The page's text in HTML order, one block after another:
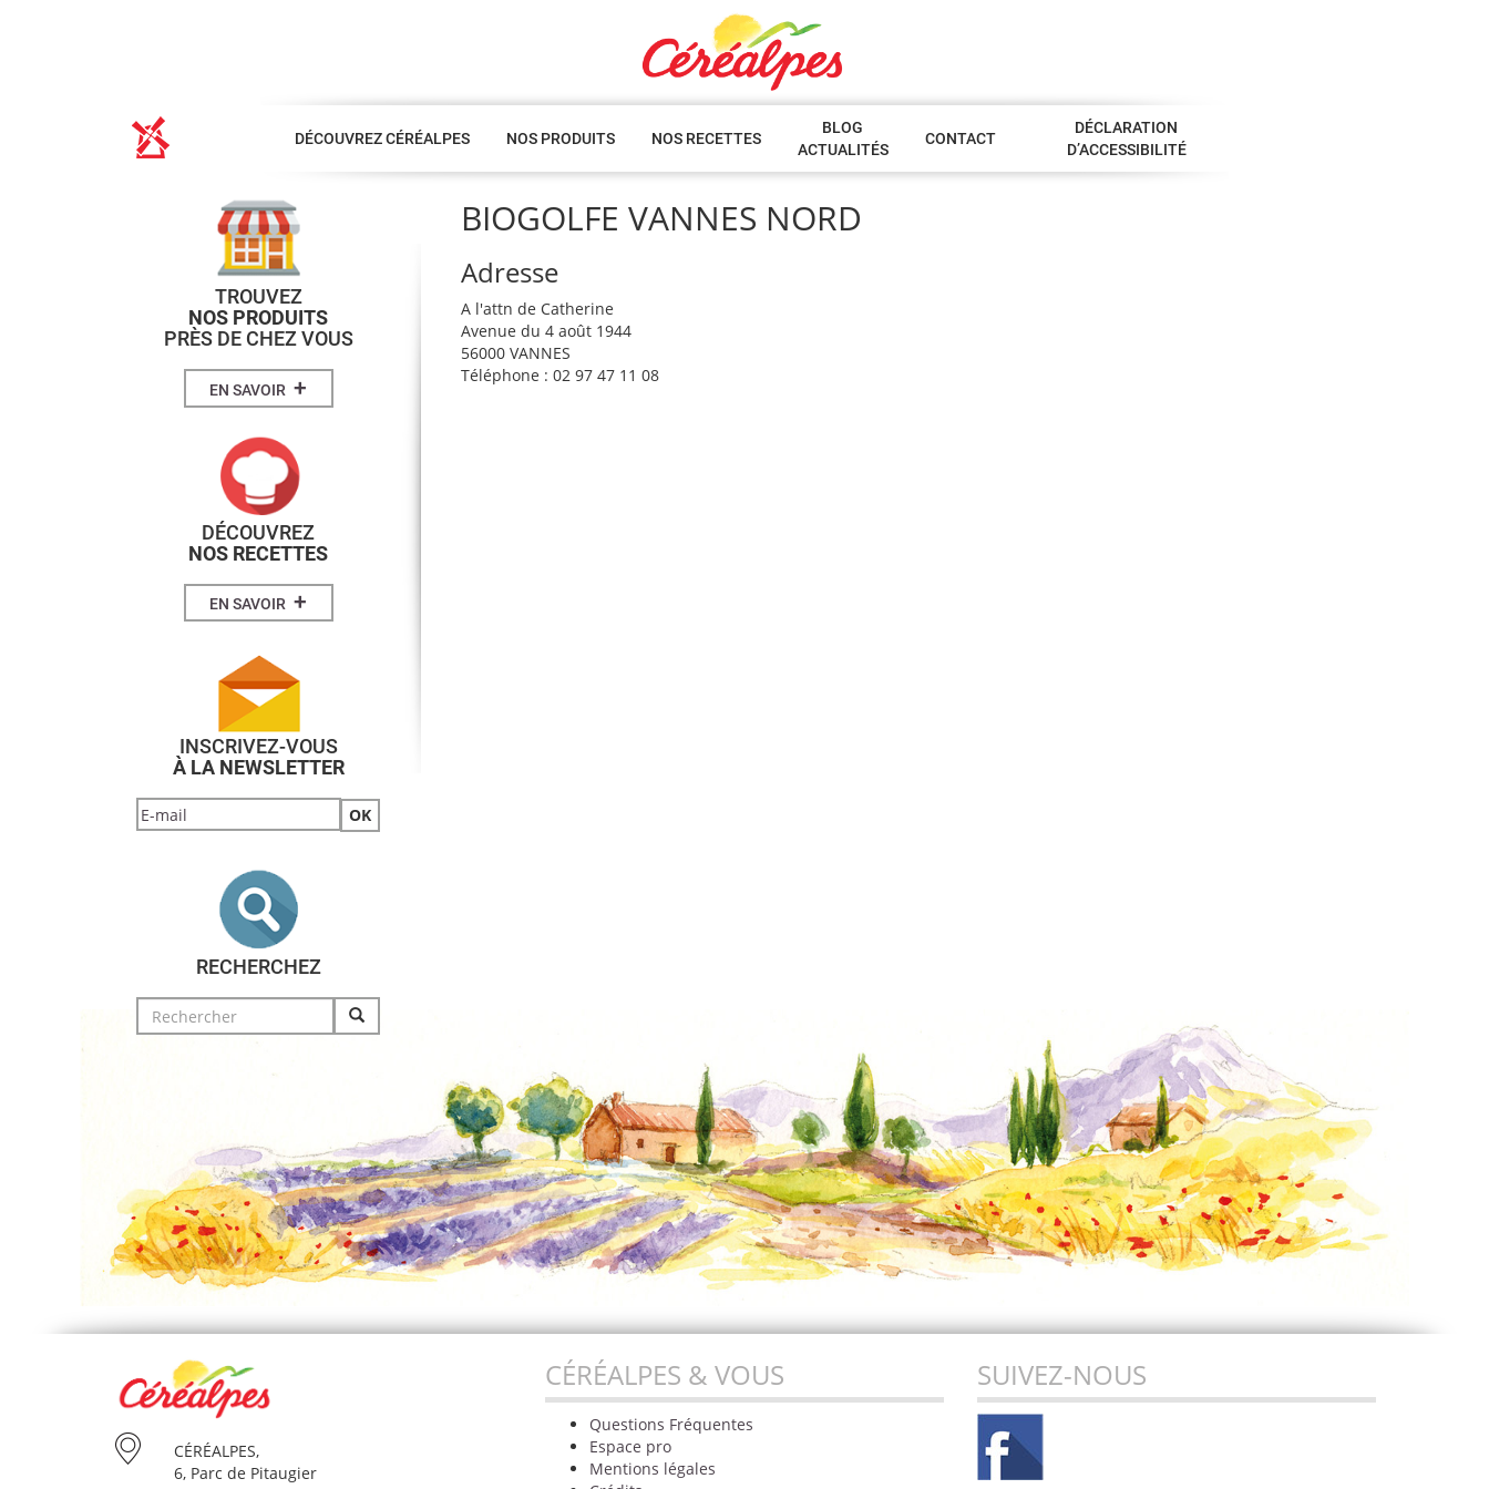
DÉCOUVREZ CÉRÉALPES NOS PRODUITS NOS RECETTES
BLOG
ACTUALITÉS
CONTACT
DÉCLARATION
D’ACCESSIBILITÉ
BIOGOLFE VANNES NORD
Adresse
A l'attn de Catherine
Avenue du 4 août 1944
56000 VANNES
Téléphone : 02 97 47 11 08
TROUVEZ
NOS PRODUITS
PRÈS DE CHEZ VOUS
EN SAVOIR +
DÉCOUVREZ
NOS RECETTES
EN SAVOIR +
INSCRIVEZ-VOUS
À LA NEWSLETTER
RECHERCHEZ
Search
for:
CÉRÉALPES,
6, Parc de Pitaugier
CÉRÉALPES & VOUS
Questions Fréquentes
Espace pro
Mentions légales
SUIVEZ-NOUS